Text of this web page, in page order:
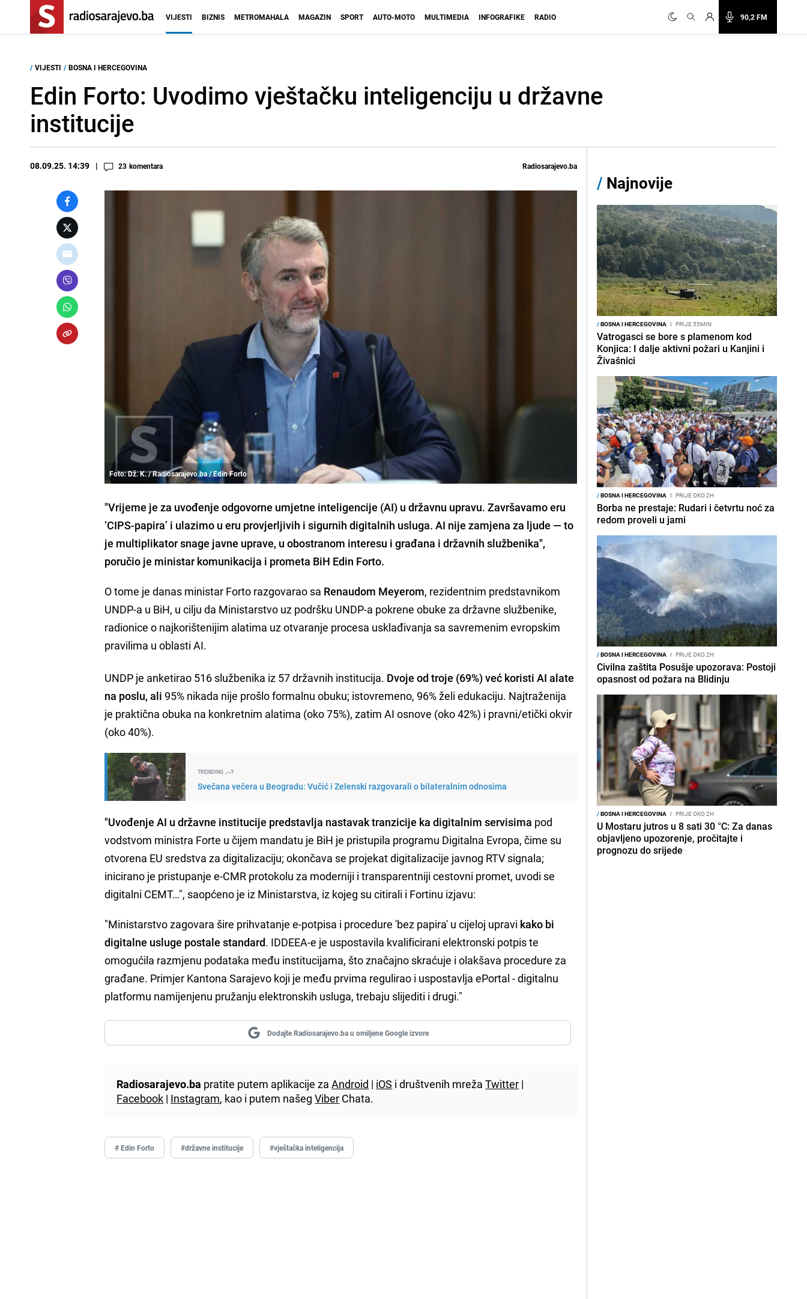
90,2 FM
VIJESTI BIZNIS METROMAHALA MAGAZIN SPORT AUTO-MOTO MULTIMEDIA INFOGRAFIKE RADIO
/ VIJESTI / BOSNA I HERCEGOVINA
Edin Forto: Uvodimo vještačku inteligenciju u državne
institucije
08.09.25. 14:39 23 komentara Radiosarajevo.ba
Foto: Dž. K. / Radiosarajevo.ba / Edin Forto
"Vrijeme je za uvođenje odgovorne umjetne inteligencije (AI) u državnu upravu. Završavamo eru
‘CIPS-papira’ i ulazimo u eru provjerljivih i sigurnih digitalnih usluga. AI nije zamjena za ljude — to
je multiplikator snage javne uprave, u obostranom interesu i građana i državnih službenika",
poručio je ministar komunikacija i prometa BiH Edin Forto.
O tome je danas ministar Forto razgovarao sa Renaudom Meyerom, rezidentnim predstavnikom
UNDP-a u BiH, u cilju da Ministarstvo uz podršku UNDP-a pokrene obuke za državne službenike,
radionice o najkorištenijim alatima uz otvaranje procesa usklađivanja sa savremenim evropskim
pravilima u oblasti AI.
UNDP je anketirao 516 službenika iz 57 državnih institucija. Dvoje od troje (69%) već koristi AI alate
na poslu, ali 95% nikada nije prošlo formalnu obuku; istovremeno, 96% želi edukaciju. Najtraženija
je praktična obuka na konkretnim alatima (oko 75%), zatim AI osnove (oko 42%) i pravni/etički okvir
(oko 40%).
TRENDING
Svečana večera u Beogradu: Vučić i Zelenski razgovarali o bilateralnim odnosima
"Uvođenje AI u državne institucije predstavlja nastavak tranzicije ka digitalnim servisima pod
vodstvom ministra Forte u čijem mandatu je BiH je pristupila programu Digitalna Evropa, čime su
otvorena EU sredstva za digitalizaciju; okončava se projekat digitalizacije javnog RTV signala;
inicirano je pristupanje e-CMR protokolu za moderniji i transparentniji cestovni promet, uvodi se
digitalni CEMT…", saopćeno je iz Ministarstva, iz kojeg su citirali i Fortinu izjavu:
"Ministarstvo zagovara šire prihvatanje e-potpisa i procedure 'bez papira' u cijeloj upravi kako bi
digitalne usluge postale standard. IDDEEA-e je uspostavila kvalificirani elektronski potpis te
omogućila razmjenu podataka među institucijama, što značajno skraćuje i olakšava procedure za
građane. Primjer Kantona Sarajevo koji je među prvima regulirao i uspostavlja ePortal - digitalnu
platformu namijenjenu pružanju elektronskih usluga, trebaju slijediti i drugi."
Dodajte Radiosarajevo.ba u omiljene Google izvore
Radiosarajevo.ba pratite putem aplikacije zaAndroid | iOS i društvenih mrežaTwitter |
Facebook | Instagram, kao i putem našegViber Chata.
# Edin Forto #državne institucije #vještačka inteligencija
/ Najnovije
/BOSNA I HERCEGOVINA I PRIJE 55MIN
Vatrogasci se bore s plamenom kod
Konjica: I dalje aktivni požari u Kanjini i
Živašnici
/BOSNA I HERCEGOVINA I PRIJE OKO 2H
Borba ne prestaje: Rudari i četvrtu noć za
redom proveli u jami
/BOSNA I HERCEGOVINA I PRIJE OKO 2H
Civilna zaštita Posušje upozorava: Postoji
opasnost od požara na Blidinju
/BOSNA I HERCEGOVINA I PRIJE OKO 2H
U Mostaru jutros u 8 sati 30 °C: Za danas
objavljeno upozorenje, pročitajte i
prognozu do srijede